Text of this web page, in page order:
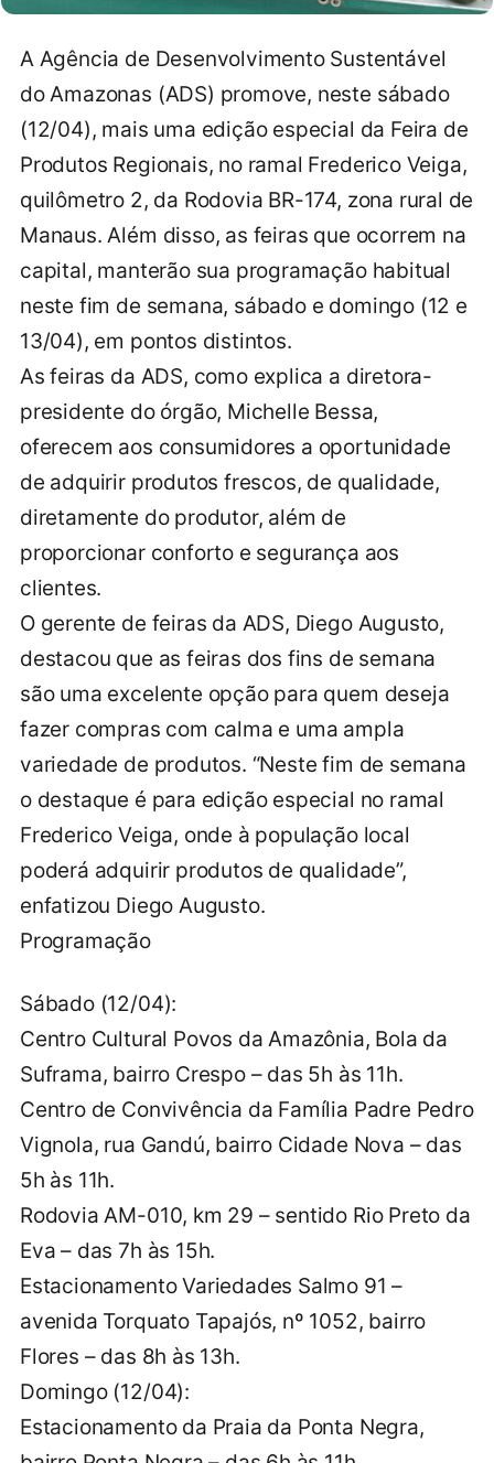
A Agência de Desenvolvimento Sustentável
do Amazonas (ADS) promove, neste sábado
(12/04), mais uma edição especial da Feira de
Produtos Regionais, no ramal Frederico Veiga,
quilômetro 2, da Rodovia BR-174, zona rural de
Manaus. Além disso, as feiras que ocorrem na
capital, manterão sua programação habitual
neste fim de semana, sábado e domingo (12 e
13/04), em pontos distintos.
As feiras da ADS, como explica a diretora-
presidente do órgão, Michelle Bessa,
oferecem aos consumidores a oportunidade
de adquirir produtos frescos, de qualidade,
diretamente do produtor, além de
proporcionar conforto e segurança aos
clientes.
O gerente de feiras da ADS, Diego Augusto,
destacou que as feiras dos fins de semana
são uma excelente opção para quem deseja
fazer compras com calma e uma ampla
variedade de produtos. “Neste fim de semana
o destaque é para edição especial no ramal
Frederico Veiga, onde à população local
poderá adquirir produtos de qualidade”,
enfatizou Diego Augusto.
Programação
Sábado (12/04):
Centro Cultural Povos da Amazônia, Bola da
Suframa, bairro Crespo – das 5h às 11h.
Centro de Convivência da Família Padre Pedro
Vignola, rua Gandú, bairro Cidade Nova – das
5h às 11h.
Rodovia AM-010, km 29 – sentido Rio Preto da
Eva – das 7h às 15h.
Estacionamento Variedades Salmo 91 –
avenida Torquato Tapajós, nº 1052, bairro
Flores – das 8h às 13h.
Domingo (12/04):
Estacionamento da Praia da Ponta Negra,